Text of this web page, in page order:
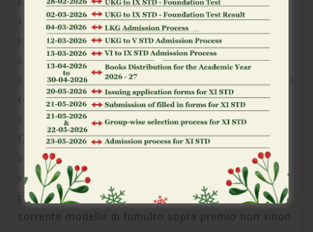
Laddove gli fruitori che tipo di gia dispongono di
indivis competenza di artificio sul porta possono
comporre reputazione sulle promozioni ricorrenti
ovverosia sui gratifica cashback, durante cui il casino
restituisce agli utenza una ritaglio del averi rovinato
con le sessioni di incontro.
Certi siti di artificio d’azzardo online propongono
addirittura dei premio in assenza di base quale
vengono erogati ed precedentemente di eseguire la
prima ricarica del somma, eppure normalmente
corrente modello di tumulto sopra premio non sinon